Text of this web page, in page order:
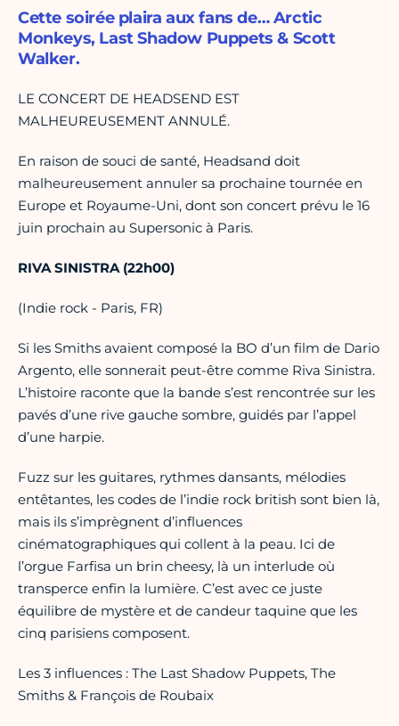
Cette soirée plaira aux fans de… Arctic
Monkeys, Last Shadow Puppets & Scott
Walker.
LE CONCERT DE HEADSEND EST
MALHEUREUSEMENT ANNULÉ.
En raison de souci de santé, Headsand doit
malheureusement annuler sa prochaine tournée en
Europe et Royaume-Uni, dont son concert prévu le 16
juin prochain au Supersonic à Paris.
RIVA SINISTRA (22h00)
(Indie rock - Paris, FR)
Si les Smiths avaient composé la BO d’un film de Dario
Argento, elle sonnerait peut-être comme Riva Sinistra.
L’histoire raconte que la bande s’est rencontrée sur les
pavés d’une rive gauche sombre, guidés par l’appel
d’une harpie.
Fuzz sur les guitares, rythmes dansants, mélodies
entêtantes, les codes de l’indie rock british sont bien là,
mais ils s’imprègnent d’influences
cinématographiques qui collent à la peau. Ici de
l’orgue Farfisa un brin cheesy, là un interlude où
transperce enfin la lumière. C’est avec ce juste
équilibre de mystère et de candeur taquine que les
cinq parisiens composent.
Les 3 influences : The Last Shadow Puppets, The
Smiths & François de Roubaix